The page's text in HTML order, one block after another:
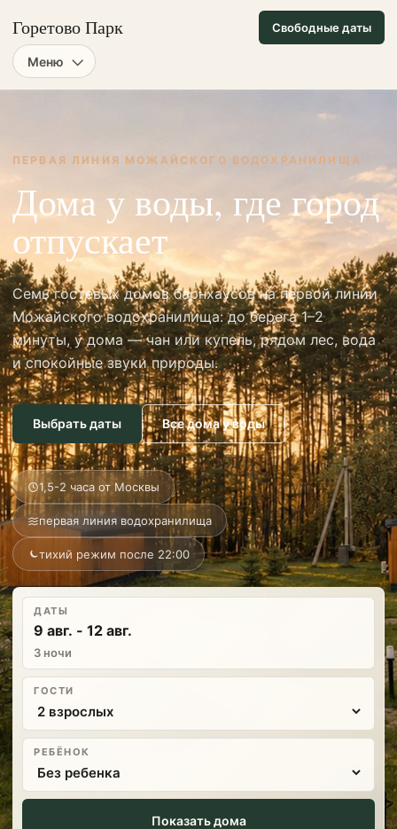
Горетово Парк Свободные даты
Меню
ПЕРВАЯ ЛИНИЯ МОЖАЙСКОГО ВОДОХРАНИЛИЩА
Дома у воды, где город
отпускает
Семь гостевых домов барнхаусов на первой линии
Можайского водохранилища: до берега 1–2
минуты, у дома — чан или купель, рядом лес, вода
и спокойные звуки природы.
Выбрать даты Все дома у воды
1,5-2 часа от Москвы
первая линия водохранилища
тихий режим после 22:00
ДАТЫ
9 авг. - 12 авг.
3 ночи
ГОСТИ
РЕБЁНОК
Показать дома